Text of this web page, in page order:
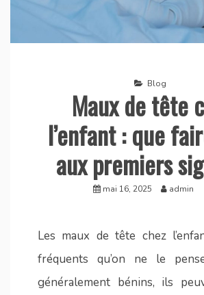
Blog
Maux de tête
l’enfant : que
aux premiers
mai 16, 2025 admin
Les maux de tête chez
fréquents qu’on ne le
généralement bénins, ils